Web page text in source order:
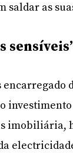
saldar as
imobiliária,